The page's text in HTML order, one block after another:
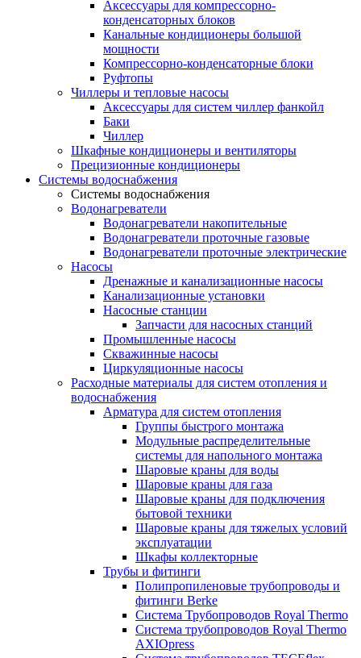
Аксессуары для компрессорно-
конденсаторных блоков
Канальные кондиционеры большой
мощности
Компрессорно-конденсаторные блоки
Руфтопы
Чиллеры и тепловые насосы
Аксессуары для систем чиллер фанкойл
Баки
Чиллер
Шкафные кондиционеры и вентиляторы
Прецизионные кондиционеры
Системы водоснабжения
Системы водоснабжения
Водонагреватели
Водонагреватели накопительные
Водонагреватели проточные газовые
Водонагреватели проточные электрические
Насосы
Дренажные и канализационные насосы
Канализационные установки
Насосные станции
Запчасти для насосных станций
Промышленные насосы
Скважинные насосы
Циркуляционные насосы
Расходные материалы для систем отопления и
водоснабжения
Арматура для систем отопления
Группы быстрого монтажа
Модульные распределительные
системы для напольного монтажа
Шаровые краны для воды
Шаровые краны для газа
Шаровые краны для подключения
бытовой техники
Шаровые краны для тяжелых условий
эксплуатации
Шкафы коллекторные
Трубы и фитинги
Полипропиленовые трубопроводы и
фитинги Berke
Система Трубопроводов Royal Thermo
Система трубопроводов Royal Thermo
AXIOpress